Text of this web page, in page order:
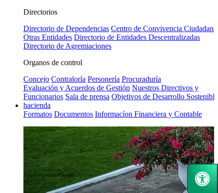
Directorios
Directorio de Dependencias Centro de Convivencia Ciudadana
Otras Entidades Directorio de Entidades Descentralizadas
Directorio de Agremiaciones
Organos de control
Concejo Contraloría Personería Procuraduría
Evaluación y Acuerdos de Gestión Nuestros Directivos y
Funcionarios Sala de prensa Objetivos de Desarrollo Sostenible
hacienda
Formatos Documentos Informacíon Financiera y Contable